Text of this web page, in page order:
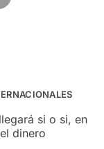
si o si, en
dinero